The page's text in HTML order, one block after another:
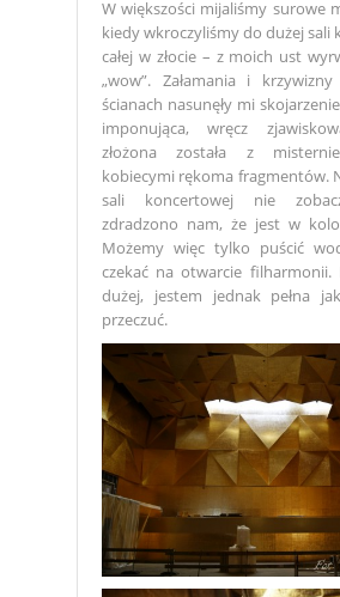
W większości mijaliśmy surowe
kiedy wkroczyliśmy do dużej sali
całej w złocie – z moich ust
„wow”. Załamania i
ścianach nasunęły mi
imponująca, wręcz
złożona została z
kobiecymi rękoma fragmentów.
sali koncertowej nie
zdradzono nam, że jest w
Możemy więc tylko puścić
czekać na otwarcie filharmonii.
dużej, jestem jednak pełna
przeczuć.